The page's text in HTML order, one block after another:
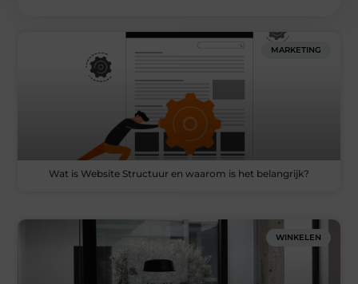
MARKETING
Wat is Website Structuur en waarom is het belangrijk?
WINKELEN